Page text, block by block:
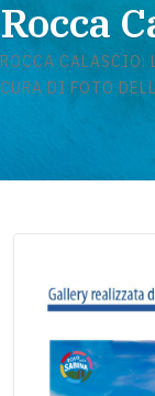
Rocca
ROCCA
CURA DI FOTO